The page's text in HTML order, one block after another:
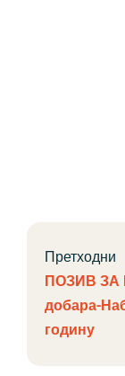
Претходни
ПОЗИВ ЗА
добара-
годину